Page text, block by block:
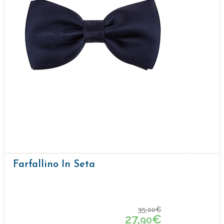
Farfallino In Seta
35,00€
27,90€